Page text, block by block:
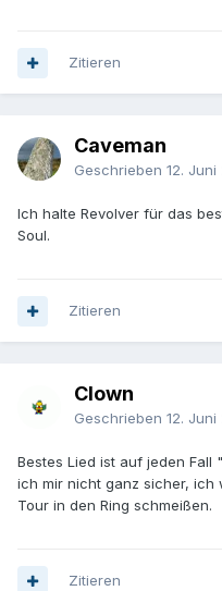
Zitieren
Caveman
Geschrieben 12. Juni
Ich halte Revolver für das
Soul.
Zitieren
Clown
Geschrieben 12. Juni
Bestes Lied ist auf jeden Fall
ich mir nicht ganz sicher, ich
Tour in den Ring schmeißen.
Zitieren